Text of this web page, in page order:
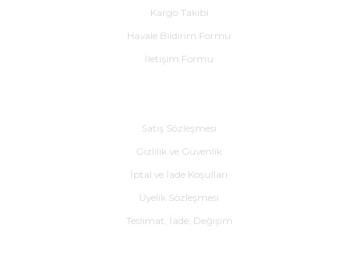
Kargo Takibi
Havale Bildirim Formu
İletişim Formu
Satış Sözleşmesi
Gizlilik ve Güvenlik
İptal ve İade Koşulları
Üyelik Sözleşmesi
Teslimat, İade, Değişim